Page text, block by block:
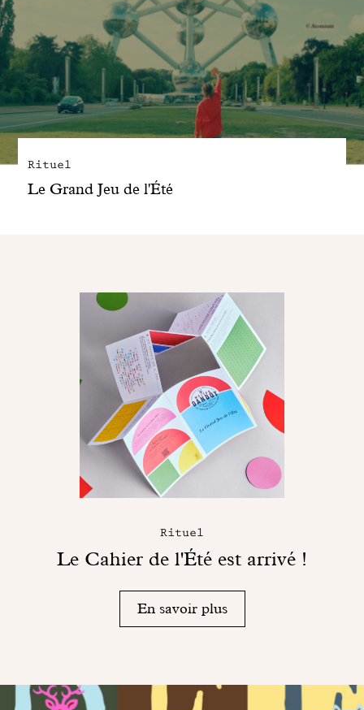
Mon compte
E-Shop
Rituel
Le Grand Jeu de l'Été
Rituel
Le Cahier de l'Été est arrivé !
En savoir plus